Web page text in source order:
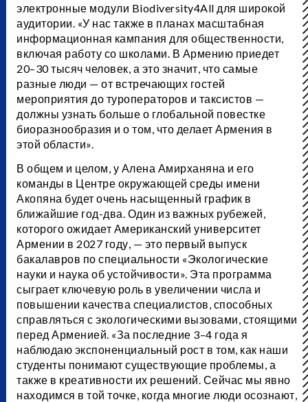
электронные модули Biodiversity4All для широкой
аудитории. «У нас также в планах масштабная
информационная кампания для общественности,
включая работу со школами. В Армению приедет
20–30 тысяч человек, а это значит, что самые
разные люди — от встречающих гостей
мероприятия до туроператоров и таксистов —
должны узнать больше о глобальной повестке
биоразнообразия и о том, что делает Армения в
этой области».
В общем и целом, у Алена Амирханяна и его
команды в Центре окружающей среды имени
Акопяна будет очень насыщенный график в
ближайшие год-два. Один из важных рубежей,
которого ожидает Американский университет
Армении в 2027 году, — это первый выпуск
бакалавров по специальности «Экологические
науки и наука об устойчивости». Эта программа
сыграет ключевую роль в увеличении числа и
повышении качества специалистов, способных
справляться с экологическими вызовами, стоящими
перед Арменией. «За последние 3–4 года я
наблюдаю экспоненциальный рост в том, как наши
студенты понимают существующие проблемы, а
также в креативности их решений. Сейчас мы явно
находимся в той точке, когда многие люди осознают,